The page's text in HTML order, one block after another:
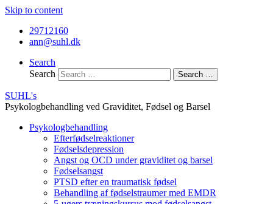
Skip to content
29712160
ann@suhl.dk
Search
Search
Search …
SUHL's
Psykologbehandling ved Graviditet, Fødsel og Barsel
Psykologbehandling
Efterfødselreaktioner
Fødselsdepression
Angst og OCD under graviditet og barsel
Fødselsangst
PTSD efter en traumatisk fødsel
Behandling af fødselstraumer med EMDR